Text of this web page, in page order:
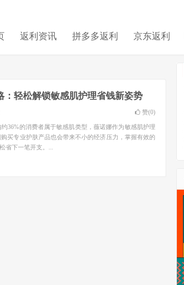
返利资讯 拼多多返利 京东返利
：轻松解锁敏感肌护理省钱新姿势
赞(0)
36%的消费者属于敏感肌类型，薇诺娜作为敏感肌护理
买专业护肤产品也会带来不小的经济压力，掌握有效的
省下一笔开支。...